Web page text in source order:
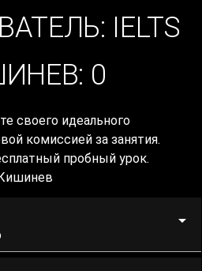
IELTS
0
своего идеального
комиссией за занятия.
пробный урок.